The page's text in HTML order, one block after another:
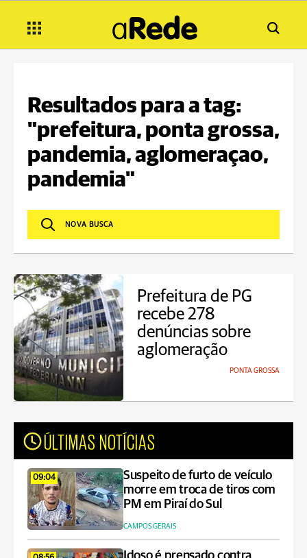
Resultados para a tag:
"prefeitura, ponta grossa,
pandemia, aglomeraçao,
pandemia"
Prefeitura de PG
recebe 278
denúncias sobre
aglomeração
PONTA GROSSA
ÚLTIMAS NOTÍCIAS
09:04
Suspeito de furto de veículo
morre em troca de tiros com
PM em Piraí do Sul
CAMPOS GERAIS